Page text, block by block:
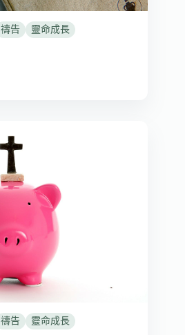
禱告 靈命成長
禱告 靈命成長